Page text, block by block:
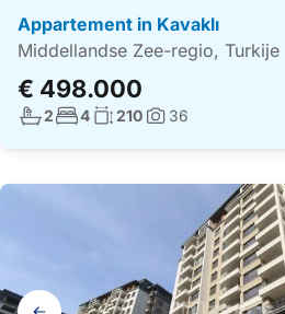
Appartement in Kavaklı
Middellandse Zee-regio, Turkije
€ 498.000
Aantal badkamers:
2Aantal slaapkamers:
4Woonoppervlakte:
210Foto's:
36
Galerij